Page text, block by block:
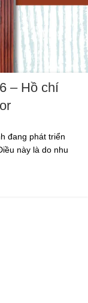
– Hồ chí
đang phát triển
này là do nhu